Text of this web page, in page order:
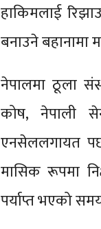
हाकिमलाई
बनाउने बहानामा
नेपालमा ठूला
कोष, नेपाली
एनसेललगायत
मासिक रूपमा
पर्याप्त भएको